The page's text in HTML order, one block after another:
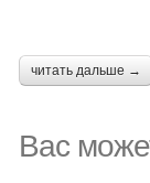
читать дальше →
Вас